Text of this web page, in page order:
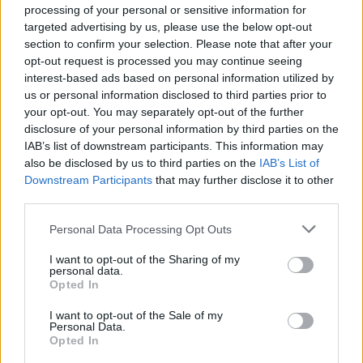
processing of your personal or sensitive information for
targeted advertising by us, please use the below opt-out
section to confirm your selection. Please note that after your
opt-out request is processed you may continue seeing
interest-based ads based on personal information utilized by
us or personal information disclosed to third parties prior to
your opt-out. You may separately opt-out of the further
disclosure of your personal information by third parties on the
IAB’s list of downstream participants. This information may
also be disclosed by us to third parties on the IAB’s List of
Downstream Participants that may further disclose it to other
Personal Data Processing Opt Outs
I want to opt-out of the Sharing of my
personal data.
Opted In
I want to opt-out of the Sale of my
Personal Data.
Opted In
Séchage à l’air libre, mais pas au soleil
Préférez toujours le séchage à l’air libre, mais à l’abri
de la lumière directe. Le soleil a un effet blanchissant
et décolore les textiles noirs. Suspendez vos
vêtements à l’envers dans un endroit bien aéré, à
l’intérieur ou à l’ombre.
Éviter le sèche-linge
linge noir à cause de la chaleur et des frottements. Si
vous n’avez pas d’autre choix, sélectionnez le
programme le plus doux et retirez les vêtements